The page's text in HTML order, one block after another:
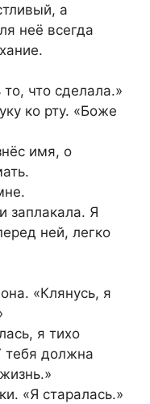
а
неё всегда
что сделала.»
ко рту. «Боже
имя, о
заплакала. Я
ней, легко
«Клянусь, я
я тихо
тебя должна
«Я старалась.»